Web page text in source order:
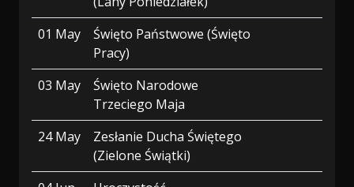
01 May
Święto Państwowe (Święto
Pracy)
03 May
Święto Narodowe
Trzeciego Maja
24 May
Zesłanie Ducha Świętego
(Zielone Świątki)